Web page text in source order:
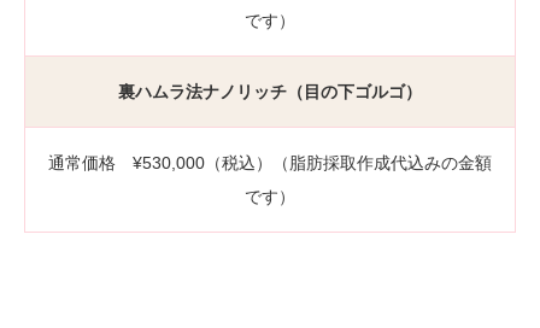
です）
裏ハムラ法ナノリッチ（目の下ゴルゴ）
通常価格 ¥530,000（税込）（脂肪採取作成代込みの金額
です）